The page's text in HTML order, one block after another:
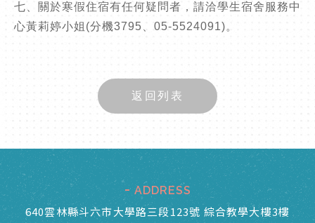
七、關於寒假住宿有任何疑問者，請洽學生宿舍服務中
心黃莉婷小姐(分機3795、05-5524091)。
返回列表
ADDRESS
640雲林縣斗六市大學路三段123號 綜合教學大樓3樓